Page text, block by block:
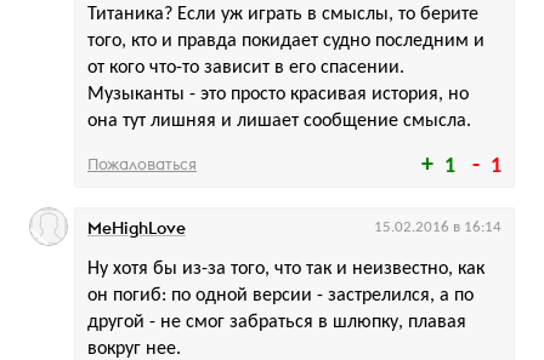
1 1
Титаника? Если уж играть в смыслы, то берите
того, кто и правда покидает судно последним и
от кого что-то зависит в его спасении.
Музыканты - это просто красивая история, но
она тут лишняя и лишает сообщение смысла.
Пожаловаться
Ну хотя бы из-за того, что так и неизвестно, как
он погиб: по одной версии - застрелился, а по
другой - не смог забраться в шлюпку, плавая
вокруг нее.
MeHighLove 15.02.2016 в 16:14